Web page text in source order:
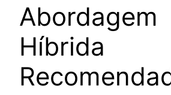
Abordagem
Híbrida